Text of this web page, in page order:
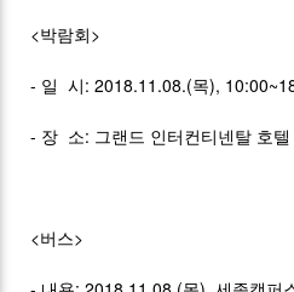
<박람회>
- 일 시: 2018.11.08.(목),
- 장 소: 그랜드 인터컨티넨탈 호
<버스>